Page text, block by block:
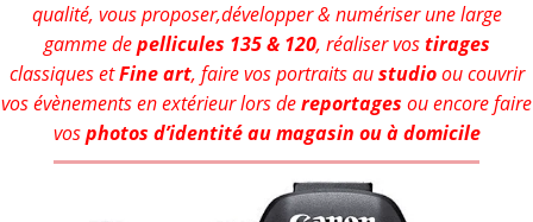
qualité, vous proposer,développer & numériser une large
gamme depellicules 135 & 120, réaliser vostirages
classiques etFine art, faire vos portraits austudioou couvrir
vos évènements en extérieur lors dereportages ou encore faire
vosphotos d’identité au magasin ou à domicile